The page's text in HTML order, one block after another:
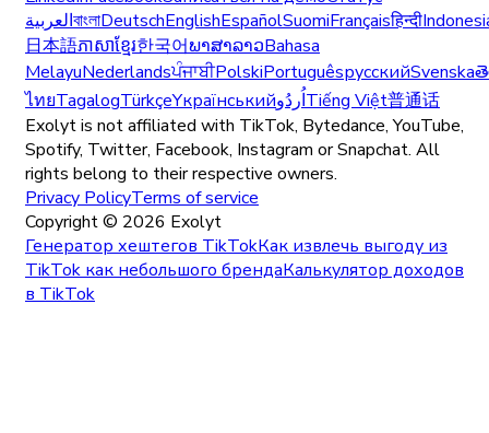
العربيةবাংলাDeutschEnglishEspañolSuomiFrançaisहिन्दी
日本語ភាសាខ្មែរ한국어ພາສາລາວBahasa
MelayuNederlandsਪੰਜਾਬੀPolskiPortuguêsрусскийSvenska
ไทยTagalogTürkçeYкраїнськийاُردُوTiếng Việt普通话
Exolyt is not affiliated with TikTok, Bytedance, YouTube,
Spotify, Twitter, Facebook, Instagram or Snapchat. All
rights belong to their respective owners.
Privacy PolicyTerms of service
Copyright © 2026 Exolyt
Генератор хештегов TikTokКак извлечь выгоду из
TikTok как небольшого брендаКалькулятор доходов
в TikTok